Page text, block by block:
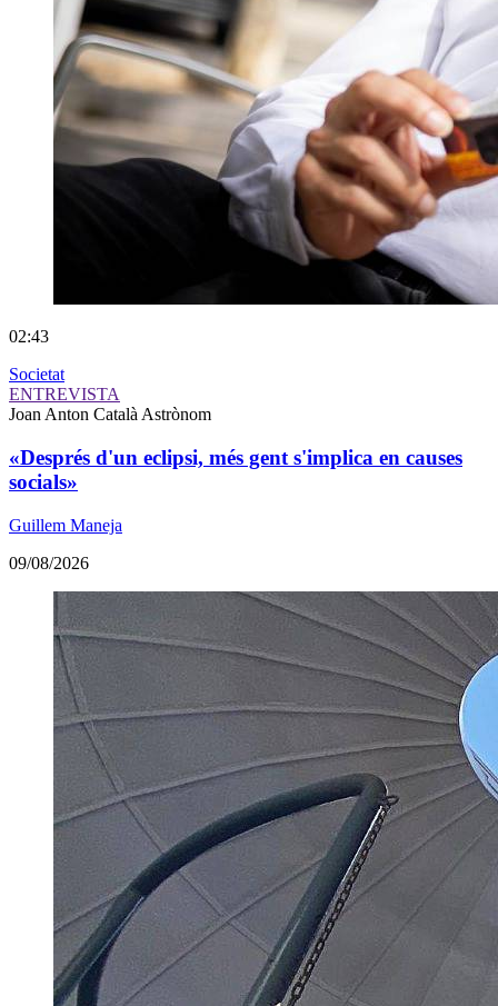
02:43
Societat
ENTREVISTA
Joan Anton Català Astrònom
«Després d'un eclipsi, més gent s'implica en causes
socials»
Guillem Maneja
09/08/2026